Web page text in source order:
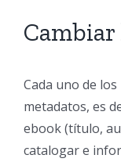
Cada uno de
metadatos, es
ebook (título,
catalogar e